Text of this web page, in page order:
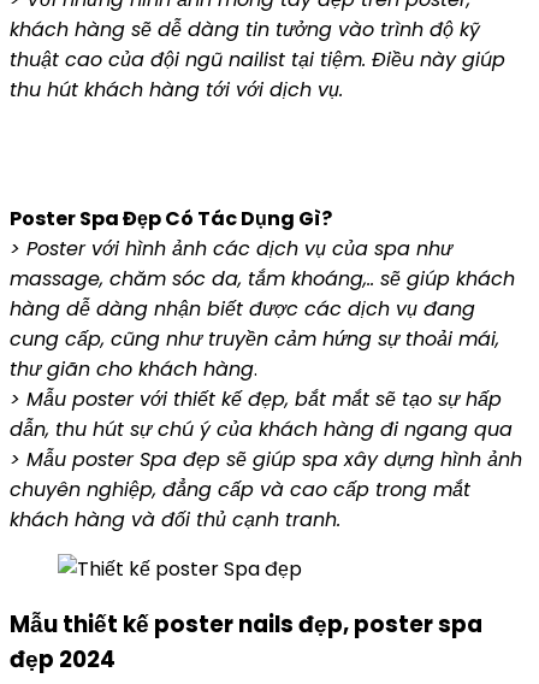
khách hàng sẽ dễ dàng tin tưởng vào trình độ kỹ
thuật cao của đội ngũ nailist tại tiệm. Điều này giúp
thu hút khách hàng tới với dịch vụ.
Poster Spa Đẹp Có Tác Dụng Gì?
> Poster với hình ảnh các dịch vụ của spa như
massage, chăm sóc da, tắm khoáng,.. sẽ giúp khách
hàng dễ dàng nhận biết được các dịch vụ đang
cung cấp, cũng như truyền cảm hứng sự thoải mái,
thư giãn cho khách hàng.
> Mẫu poster với thiết kế đẹp, bắt mắt sẽ tạo sự hấp
dẫn, thu hút sự chú ý của khách hàng đi ngang qua
> Mẫu poster Spa đẹp sẽ giúp spa xây dựng hình ảnh
chuyên nghiệp, đẳng cấp và cao cấp trong mắt
khách hàng và đối thủ cạnh tranh.
Mẫu thiết kế poster nails đẹp, poster spa
đẹp 2024